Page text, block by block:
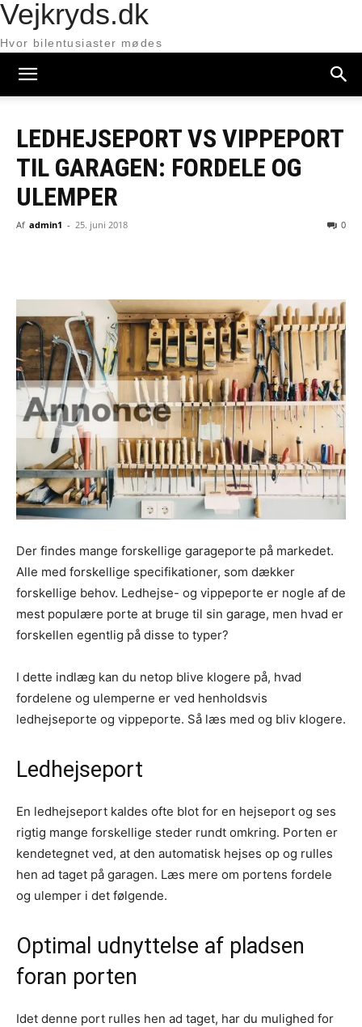
Vejkryds.dk
Hvor bilentusiaster mødes
LEDHEJSEPORT VS VIPPEPORT
TIL GARAGEN: FORDELE OG
ULEMPER
Af admin1 - 25. juni 2018 0
Der findes mange forskellige garageporte på markedet.
Alle med forskellige specifikationer, som dækker
forskellige behov. Ledhejse- og vippeporte er nogle af de
mest populære porte at bruge til sin garage, men hvad er
forskellen egentlig på disse to typer?
I dette indlæg kan du netop blive klogere på, hvad
fordelene og ulemperne er ved henholdsvis
ledhejseporte og vippeporte. Så læs med og bliv klogere.
Ledhejseport
En ledhejseport kaldes ofte blot for en hejseport og ses
rigtig mange forskellige steder rundt omkring. Porten er
kendetegnet ved, at den automatisk hejses op og rulles
hen ad taget på garagen. Læs mere om portens fordele
og ulemper i det følgende.
Optimal udnyttelse af pladsen
foran porten
Idet denne port rulles hen ad taget, har du mulighed for